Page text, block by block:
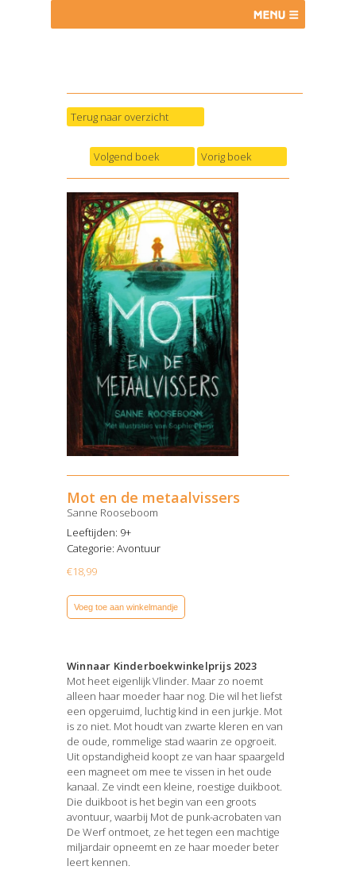
Terug naar overzicht
Volgend boek Vorig boek
Mot en de metaalvissers
Sanne Rooseboom
Leeftijden: 9+
Categorie: Avontuur
€18,99
Voeg toe aan winkelmandje
Winnaar Kinderboekwinkelprijs 2023
Mot heet eigenlijk Vlinder. Maar zo noemt
alleen haar moeder haar nog. Die wil het liefst
een opgeruimd, luchtig kind in een jurkje. Mot
is zo niet. Mot houdt van zwarte kleren en van
de oude, rommelige stad waarin ze opgroeit.
Uit opstandigheid koopt ze van haar spaargeld
een magneet om mee te vissen in het oude
kanaal. Ze vindt een kleine, roestige duikboot.
Die duikboot is het begin van een groots
avontuur, waarbij Mot de punk-acrobaten van
De Werf ontmoet, ze het tegen een machtige
miljardair opneemt en ze haar moeder beter
leert kennen.